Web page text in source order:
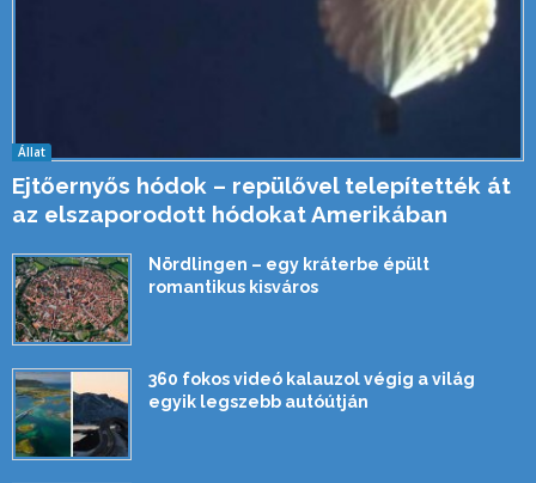
Állat
Ejtőernyős hódok – repülővel telepítették át
az elszaporodott hódokat Amerikában
Nördlingen – egy kráterbe épült
romantikus kisváros
360 fokos videó kalauzol végig a világ
egyik legszebb autóútján